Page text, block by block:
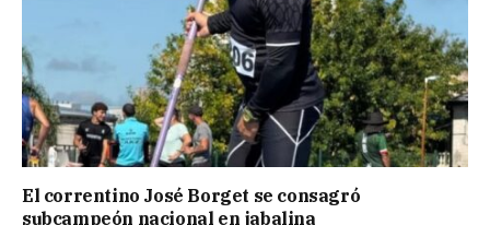
El correntino José Borget se consagró
subcampeón nacional en jabalina